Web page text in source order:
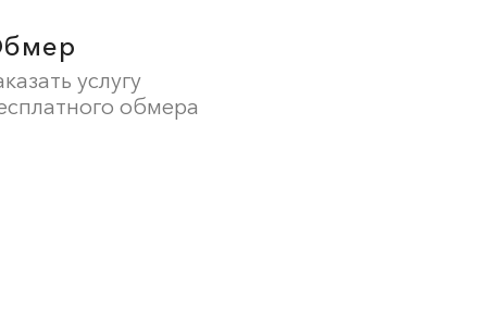
услугу
обмера